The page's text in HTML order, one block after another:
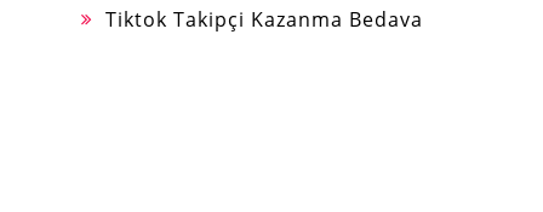
Tiktok Takipçi Kazanma Bedava